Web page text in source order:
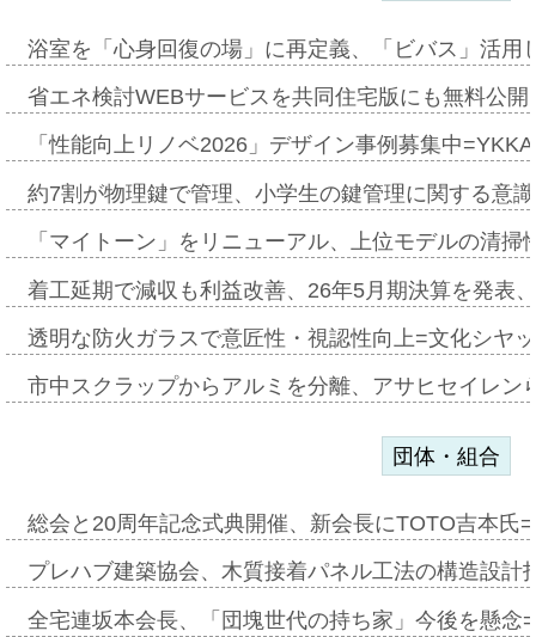
浴室を「心身回復の場」に再定義、「ビバス」活
省エネ検討WEBサービスを共同住宅版にも無料公
「性能向上リノベ2026」デザイン事例募集中
約7割が物理鍵で管理、小学生の鍵管理に関する意
「マイトーン」をリニューアル、上位モデルの清
着工延期で減収も利益改善、26年5月期決算を発表
透明な防火ガラスで意匠性・視認性向上=文化シヤ
市中スクラップからアルミを分離、アサヒセイレ
団体・組合
総会と20周年記念式典開催、新会長にTOTO吉本氏
プレハブ建築協会、木質接着パネル工法の構造設
全宅連坂本会長、「団塊世代の持ち家」今後を懸